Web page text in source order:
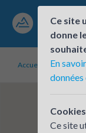
Accueil
Ce site
donne
En
Ce site